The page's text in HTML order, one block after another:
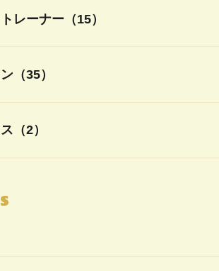
レーナー（15）
（35）
（2）